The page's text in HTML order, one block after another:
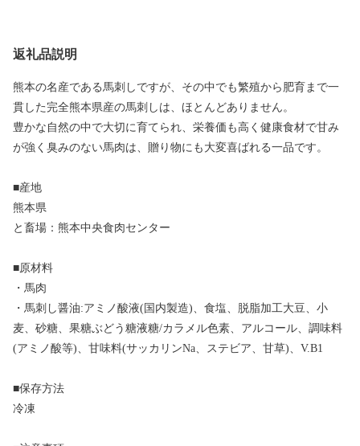
返礼品説明
熊本の名産である馬刺しですが、その中でも繁殖から肥育まで一
貫した完全熊本県産の馬刺しは、ほとんどありません。
豊かな自然の中で大切に育てられ、栄養価も高く健康食材で甘み
が強く臭みのない馬肉は、贈り物にも大変喜ばれる一品です。
■産地
熊本県
と畜場：熊本中央食肉センター
■原材料
・馬肉
・馬刺し醤油:アミノ酸液(国内製造)、食塩、脱脂加工大豆、小
麦、砂糖、果糖ぶどう糖液糖/カラメル色素、アルコール、調味料
(アミノ酸等)、甘味料(サッカリンNa、ステビア、甘草)、V.B1
■保存方法
冷凍